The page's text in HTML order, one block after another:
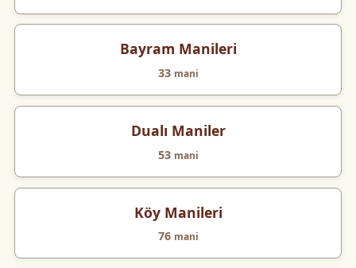
Bayram Manileri
33 mani
Dualı Maniler
53 mani
Köy Manileri
76 mani